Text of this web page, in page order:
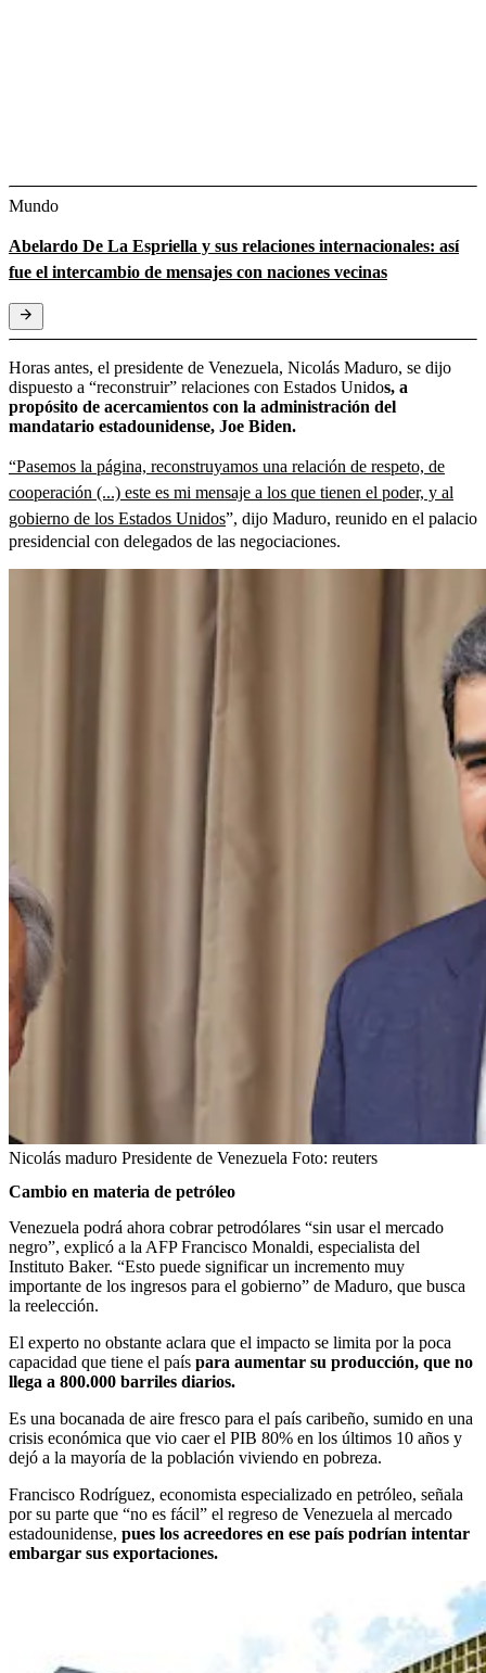
Mundo
Abelardo De La Espriella y sus relaciones internacionales: así
fue el intercambio de mensajes con naciones vecinas
Horas antes, el presidente de Venezuela, Nicolás Maduro, se dijo
dispuesto a “reconstruir” relaciones con Estados Unidos, a
propósito de acercamientos con la administración del
mandatario estadounidense, Joe Biden.
“Pasemos la página, reconstruyamos una relación de respeto, de
cooperación (...) este es mi mensaje a los que tienen el poder, y al
gobierno de los Estados Unidos”, dijo Maduro, reunido en el palacio
presidencial con delegados de las negociaciones.
Nicolás maduro Presidente de Venezuela Foto: reuters
Cambio en materia de petróleo
Venezuela podrá ahora cobrar petrodólares “sin usar el mercado
negro”, explicó a la AFP Francisco Monaldi, especialista del
Instituto Baker. “Esto puede significar un incremento muy
importante de los ingresos para el gobierno” de Maduro, que busca
la reelección.
El experto no obstante aclara que el impacto se limita por la poca
capacidad que tiene el país para aumentar su producción, que no
llega a 800.000 barriles diarios.
Es una bocanada de aire fresco para el país caribeño, sumido en una
crisis económica que vio caer el PIB 80% en los últimos 10 años y
dejó a la mayoría de la población viviendo en pobreza.
Francisco Rodríguez, economista especializado en petróleo, señala
por su parte que “no es fácil” el regreso de Venezuela al mercado
estadounidense, pues los acreedores en ese país podrían intentar
embargar sus exportaciones.